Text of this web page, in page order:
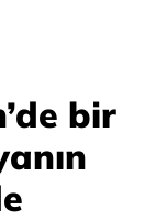
bir